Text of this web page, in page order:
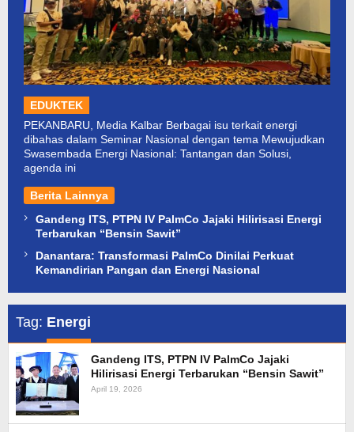
EDUKTEK
PEKANBARU, Media Kalbar Berbagai isu terkait energi
dibahas dalam Seminar Nasional dengan tema Mewujudkan
Swasembada Energi Nasional: Tantangan dan Solusi,
agenda ini
Berita Lainnya
Gandeng ITS, PTPN IV PalmCo Jajaki Hilirisasi Energi
Terbarukan “Bensin Sawit”
Danantara: Transformasi PalmCo Dinilai Perkuat
Kemandirian Pangan dan Energi Nasional
Tag: Energi
Gandeng ITS, PTPN IV PalmCo Jajaki
Hilirisasi Energi Terbarukan “Bensin Sawit”
April 19, 2026